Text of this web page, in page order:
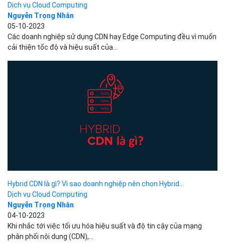
Dịch vụ Cloud Computing
Nguyễn Trọng Nhân
05-10-2023
Các doanh nghiệp sử dụng CDN hay Edge Computing đều vì muốn
cải thiện tốc độ và hiệu suất của...
Hybrid CDN là gì? Vì sao doanh nghiệp nên chọn Hybrid...
Dịch vụ Cloud Computing
Nguyễn Trọng Nhân
04-10-2023
Khi nhắc tới việc tối ưu hóa hiệu suất và độ tin cậy của mạng
phân phối nội dung (CDN),...